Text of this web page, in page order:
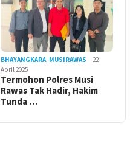
BHAYANGKARA, MUSIRAWAS
22
April 2025
Termohon Polres Musi
Rawas Tak Hadir, Hakim
Tunda …